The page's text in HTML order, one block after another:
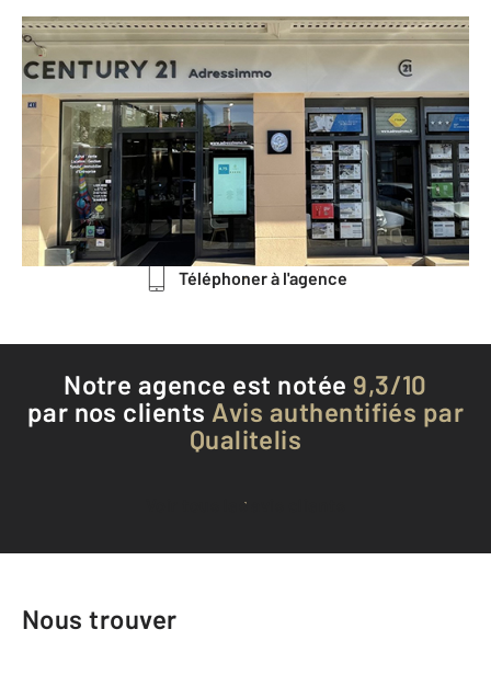
CENTURY 21 Adressimmo
41 rue Victor Hugo La Cour du
Capitole
CHATEAUROUX - 36000
Envoyer un message
Téléphoner à l'agence
Notre agence est notée 9,3/10
par nos clients Avis authentifiés par
Qualitelis
Voir tous les avis clients
Nous trouver